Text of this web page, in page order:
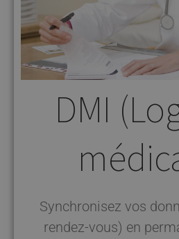
DMI
Synchronisez vos
rendez-vous) en